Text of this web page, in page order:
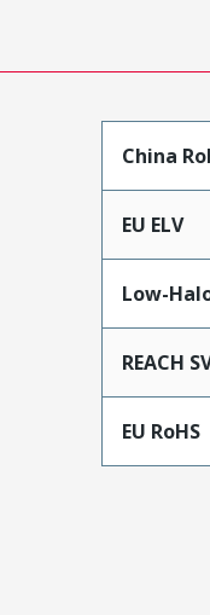
China
EU ELV
Low-
REACH
EU RoHS